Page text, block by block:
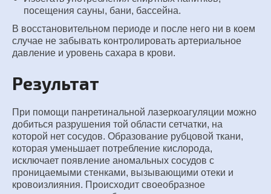
посещения сауны, бани, бассейна.
В восстановительном периоде и после него ни в коем
случае не забывать контролировать артериальное
давление и уровень сахара в крови.
Результат
При помощи панретинальной лазеркоагуляции можно
добиться разрушения той области сетчатки, на
которой нет сосудов. Образование рубцовой ткани,
которая уменьшает потребление кислорода,
исключает появление аномальных сосудов с
проницаемыми стенками, вызывающими отеки и
кровоизлияния. Происходит своеобразное